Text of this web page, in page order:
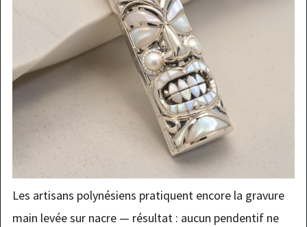
Les artisans polynésiens pratiquent encore la gravure
main levée sur nacre — résultat : aucun pendentif ne